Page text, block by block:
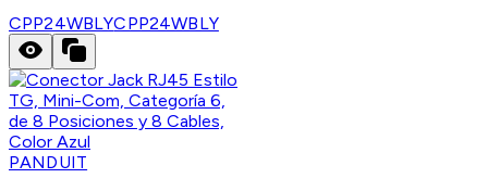
CPP24WBLYCPP24WBLY
PANDUIT